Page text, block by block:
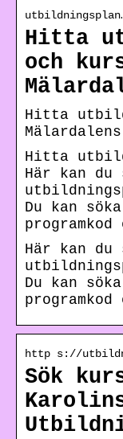
Hitta
och
Hitta
Hitta
Här kan du
Du kan
Här kan du
Du kan
http s://
Sök